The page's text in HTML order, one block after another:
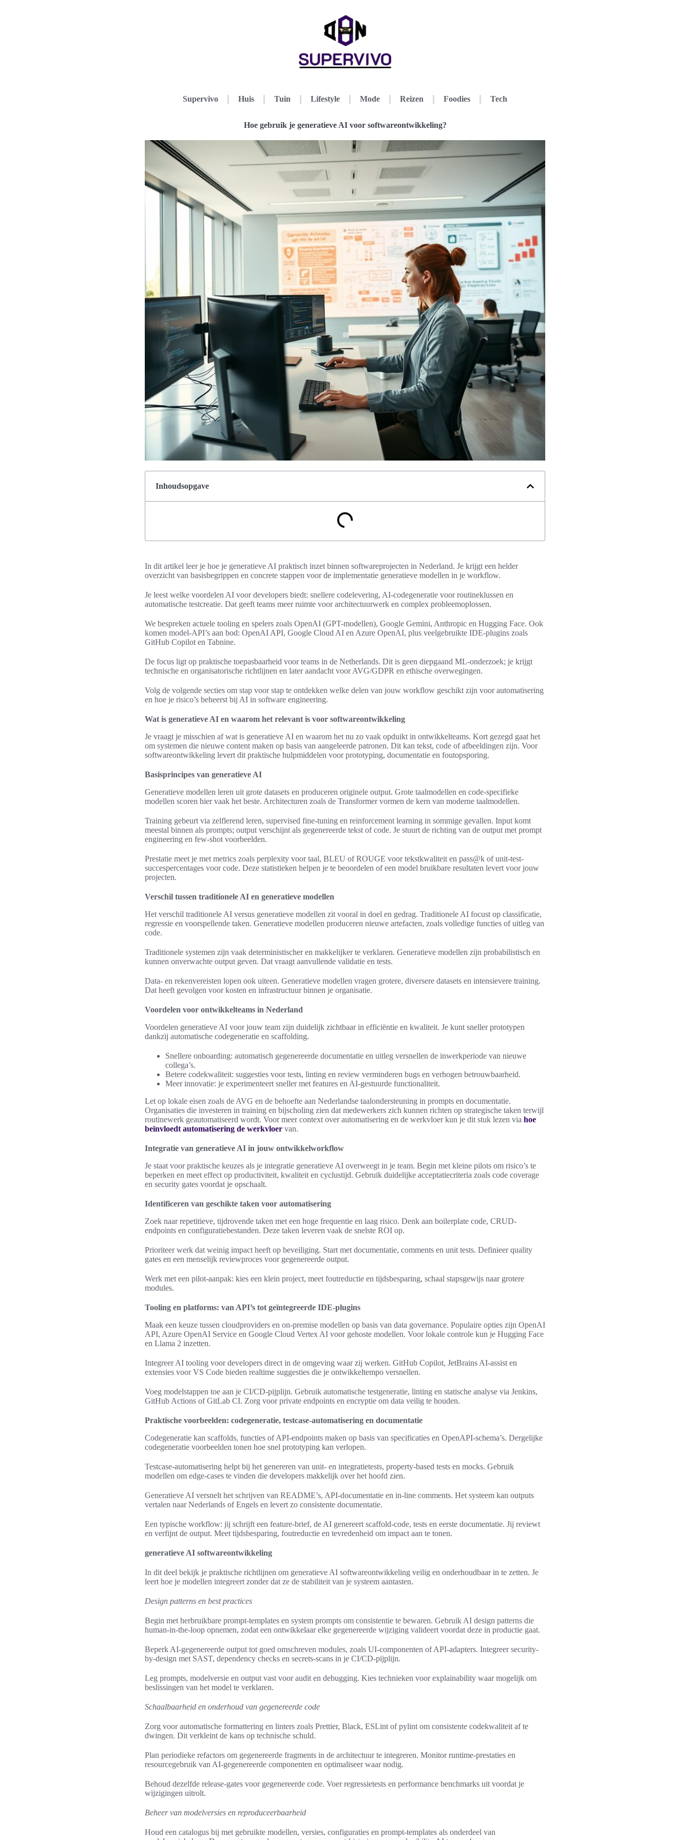
Supervivo Huis Tuin Lifestyle Mode Reizen Foodies Tech
Hoe gebruik je generatieve AI voor softwareontwikkeling?
Inhoudsopgave
In dit artikel leer je hoe je generatieve AI praktisch inzet binnen softwareprojecten in Nederland. Je krijgt een helder
overzicht van basisbegrippen en concrete stappen voor de implementatie generatieve modellen in je workflow.
Je leest welke voordelen AI voor developers biedt: snellere codelevering, AI-codegeneratie voor routineklussen en
automatische testcreatie. Dat geeft teams meer ruimte voor architectuurwerk en complex probleemoplossen.
We bespreken actuele tooling en spelers zoals OpenAI (GPT-modellen), Google Gemini, Anthropic en Hugging Face. Ook
komen model-API’s aan bod: OpenAI API, Google Cloud AI en Azure OpenAI, plus veelgebruikte IDE-plugins zoals
GitHub Copilot en Tabnine.
De focus ligt op praktische toepasbaarheid voor teams in de Netherlands. Dit is geen diepgaand ML-onderzoek; je krijgt
technische en organisatorische richtlijnen en later aandacht voor AVG/GDPR en ethische overwegingen.
Volg de volgende secties om stap voor stap te ontdekken welke delen van jouw workflow geschikt zijn voor automatisering
en hoe je risico’s beheerst bij AI in software engineering.
Wat is generatieve AI en waarom het relevant is voor softwareontwikkeling
Je vraagt je misschien af wat is generatieve AI en waarom het nu zo vaak opduikt in ontwikkelteams. Kort gezegd gaat het
om systemen die nieuwe content maken op basis van aangeleerde patronen. Dit kan tekst, code of afbeeldingen zijn. Voor
softwareontwikkeling levert dit praktische hulpmiddelen voor prototyping, documentatie en foutopsporing.
Basisprincipes van generatieve AI
Generatieve modellen leren uit grote datasets en produceren originele output. Grote taalmodellen en code-specifieke
modellen scoren hier vaak het beste. Architecturen zoals de Transformer vormen de kern van moderne taalmodellen.
Training gebeurt via zelflerend leren, supervised fine-tuning en reinforcement learning in sommige gevallen. Input komt
meestal binnen als prompts; output verschijnt als gegenereerde tekst of code. Je stuurt de richting van de output met prompt
engineering en few-shot voorbeelden.
Prestatie meet je met metrics zoals perplexity voor taal, BLEU of ROUGE voor tekstkwaliteit en pass@k of unit-test-
succespercentages voor code. Deze statistieken helpen je te beoordelen of een model bruikbare resultaten levert voor jouw
projecten.
Verschil tussen traditionele AI en generatieve modellen
Het verschil traditionele AI versus generatieve modellen zit vooral in doel en gedrag. Traditionele AI focust op classificatie,
regressie en voorspellende taken. Generatieve modellen produceren nieuwe artefacten, zoals volledige functies of uitleg van
code.
Traditionele systemen zijn vaak deterministischer en makkelijker te verklaren. Generatieve modellen zijn probabilistisch en
kunnen onverwachte output geven. Dat vraagt aanvullende validatie en tests.
Data- en rekenvereisten lopen ook uiteen. Generatieve modellen vragen grotere, diversere datasets en intensievere training.
Dat heeft gevolgen voor kosten en infrastructuur binnen je organisatie.
Voordelen voor ontwikkelteams in Nederland
Voordelen generatieve AI voor jouw team zijn duidelijk zichtbaar in efficiëntie en kwaliteit. Je kunt sneller prototypen
dankzij automatische codegeneratie en scaffolding.
Snellere onboarding: automatisch gegenereerde documentatie en uitleg versnellen de inwerkperiode van nieuwe
collega’s.
Betere codekwaliteit: suggesties voor tests, linting en review verminderen bugs en verhogen betrouwbaarheid.
Meer innovatie: je experimenteert sneller met features en AI-gestuurde functionaliteit.
Let op lokale eisen zoals de AVG en de behoefte aan Nederlandse taalondersteuning in prompts en documentatie.
Organisaties die investeren in training en bijscholing zien dat medewerkers zich kunnen richten op strategische taken terwijl
routinewerk geautomatiseerd wordt. Voor meer context over automatisering en de werkvloer kun je dit stuk lezen via hoe
beïnvloedt automatisering de werkvloer van.
Integratie van generatieve AI in jouw ontwikkelworkflow
Je staat voor praktische keuzes als je integratie generatieve AI overweegt in je team. Begin met kleine pilots om risico’s te
beperken en meet effect op productiviteit, kwaliteit en cyclustijd. Gebruik duidelijke acceptatiecriteria zoals code coverage
en security gates voordat je opschaalt.
Identificeren van geschikte taken voor automatisering
Zoek naar repetitieve, tijdrovende taken met een hoge frequentie en laag risico. Denk aan boilerplate code, CRUD-
endpoints en configuratiebestanden. Deze taken leveren vaak de snelste ROI op.
Prioriteer werk dat weinig impact heeft op beveiliging. Start met documentatie, comments en unit tests. Definieer quality
gates en een menselijk reviewproces voor gegenereerde output.
Werk met een pilot-aanpak: kies een klein project, meet foutreductie en tijdsbesparing, schaal stapsgewijs naar grotere
modules.
Tooling en platforms: van API’s tot geïntegreerde IDE-plugins
Maak een keuze tussen cloudproviders en on-premise modellen op basis van data governance. Populaire opties zijn OpenAI
API, Azure OpenAI Service en Google Cloud Vertex AI voor gehoste modellen. Voor lokale controle kun je Hugging Face
en Llama 2 inzetten.
Integreer AI tooling voor developers direct in de omgeving waar zij werken. GitHub Copilot, JetBrains AI-assist en
extensies voor VS Code bieden realtime suggesties die je ontwikkeltempo versnellen.
Voeg modelstappen toe aan je CI/CD-pijplijn. Gebruik automatische testgeneratie, linting en statische analyse via Jenkins,
GitHub Actions of GitLab CI. Zorg voor private endpoints en encryptie om data veilig te houden.
Praktische voorbeelden: codegeneratie, testcase-automatisering en documentatie
Codegeneratie kan scaffolds, functies of API-endpoints maken op basis van specificaties en OpenAPI-schema’s. Dergelijke
codegeneratie voorbeelden tonen hoe snel prototyping kan verlopen.
Testcase-automatisering helpt bij het genereren van unit- en integratietests, property-based tests en mocks. Gebruik
modellen om edge-cases te vinden die developers makkelijk over het hoofd zien.
Generatieve AI versnelt het schrijven van README’s, API-documentatie en in-line comments. Het systeem kan outputs
vertalen naar Nederlands of Engels en levert zo consistente documentatie.
Een typische workflow: jij schrijft een feature-brief, de AI genereert scaffold-code, tests en eerste documentatie. Jij reviewt
en verfijnt de output. Meet tijdsbesparing, foutreductie en tevredenheid om impact aan te tonen.
generatieve AI softwareontwikkeling
In dit deel bekijk je praktische richtlijnen om generatieve AI softwareontwikkeling veilig en onderhoudbaar in te zetten. Je
leert hoe je modellen integreert zonder dat ze de stabiliteit van je systeem aantasten.
Design patterns en best practices
Begin met herbruikbare prompt-templates en system prompts om consistentie te bewaren. Gebruik AI design patterns die
human-in-the-loop opnemen, zodat een ontwikkelaar elke gegenereerde wijziging valideert voordat deze in productie gaat.
Beperk AI-gegenereerde output tot goed omschreven modules, zoals UI-componenten of API-adapters. Integreer security-
by-design met SAST, dependency checks en secrets-scans in je CI/CD-pijplijn.
Leg prompts, modelversie en output vast voor audit en debugging. Kies technieken voor explainability waar mogelijk om
beslissingen van het model te verklaren.
Schaalbaarheid en onderhoud van gegenereerde code
Zorg voor automatische formattering en linters zoals Prettier, Black, ESLint of pylint om consistente codekwaliteit af te
dwingen. Dit verkleint de kans op technische schuld.
Plan periodieke refactors om gegenereerde fragments in de architectuur te integreren. Monitor runtime-prestaties en
resourcegebruik van AI-gegenereerde componenten en optimaliseer waar nodig.
Behoud dezelfde release-gates voor gegenereerde code. Voer regressietests en performance benchmarks uit voordat je
wijzigingen uitrolt.
Beheer van modelversies en reproduceerbaarheid
Houd een catalogus bij met gebruikte modellen, versies, configuraties en prompt-templates als onderdeel van